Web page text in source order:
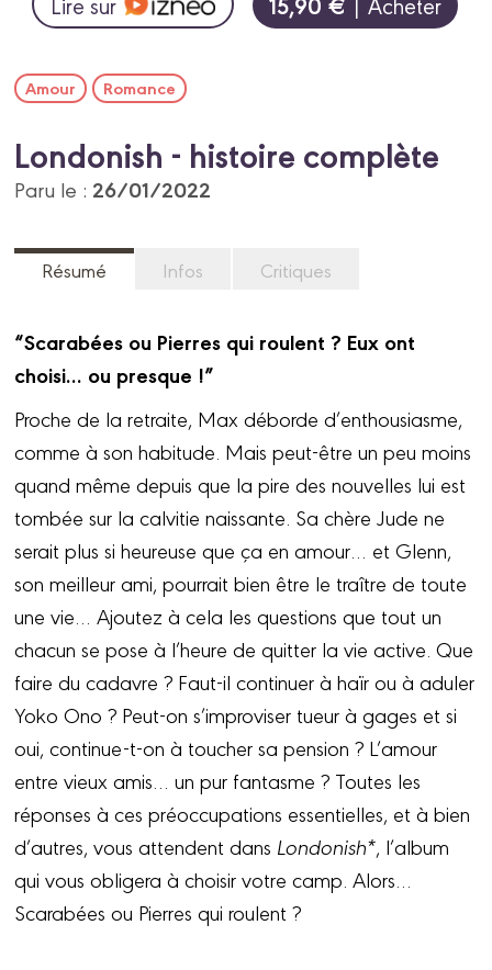
Amour Romance
Londonish - histoire complète
Paru le : 26/01/2022
Résumé Infos Critiques
“Scarabées ou Pierres qui roulent ? Eux ont
choisi… ou presque !”
Proche de la retraite, Max déborde d’enthousiasme,
comme à son habitude. Mais peut-être un peu moins
quand même depuis que la pire des nouvelles lui est
tombée sur la calvitie naissante. Sa chère Jude ne
serait plus si heureuse que ça en amour… et Glenn,
son meilleur ami, pourrait bien être le traître de toute
une vie… Ajoutez à cela les questions que tout un
chacun se pose à l’heure de quitter la vie active. Que
faire du cadavre ? Faut-il continuer à haïr ou à aduler
Yoko Ono ? Peut-on s’improviser tueur à gages et si
oui, continue-t-on à toucher sa pension ? L’amour
entre vieux amis… un pur fantasme ? Toutes les
réponses à ces préoccupations essentielles, et à bien
d’autres, vous attendent dans Londonish*, l’album
qui vous obligera à choisir votre camp. Alors…
Scarabées ou Pierres qui roulent ?